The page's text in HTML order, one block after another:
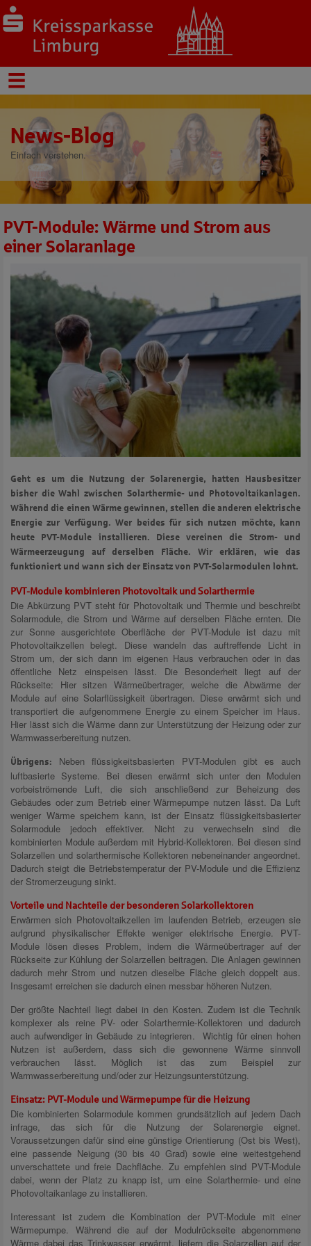
News-Blog
Einfach verstehen.
PVT-Module: Wärme und Strom aus
einer Solaranlage
Geht es um die Nutzung der Solarenergie, hatten Hausbesitzer
bisher die Wahl zwischen Solarthermie- und Photovoltaikanlagen.
Während die einen Wärme gewinnen, stellen die anderen elektrische
Energie zur Verfügung. Wer beides für sich nutzen möchte, kann
heute PVT-Module installieren. Diese vereinen die Strom- und
Wärmeerzeugung auf derselben Fläche. Wir erklären, wie das
funktioniert und wann sich der Einsatz von PVT-Solarmodulen lohnt.
PVT-Module kombinieren Photovoltaik und Solarthermie
Die Abkürzung PVT steht für Photovoltaik und Thermie und beschreibt
Solarmodule, die Strom und Wärme auf derselben Fläche ernten. Die
zur Sonne ausgerichtete Oberfläche der PVT-Module ist dazu mit
Photovoltaikzellen belegt. Diese wandeln das auftreffende Licht in
Strom um, der sich dann im eigenen Haus verbrauchen oder in das
öffentliche Netz einspeisen lässt. Die Besonderheit liegt auf der
Rückseite: Hier sitzen Wärmeübertrager, welche die Abwärme der
Module auf eine Solarflüssigkeit übertragen. Diese erwärmt sich und
transportiert die aufgenommene Energie zu einem Speicher im Haus.
Hier lässt sich die Wärme dann zur Unterstützung der Heizung oder zur
Warmwasserbereitung nutzen.
Übrigens:
Neben flüssigkeitsbasierten PVT-Modulen gibt es auch
luftbasierte Systeme. Bei diesen erwärmt sich unter den Modulen
vorbeiströmende Luft, die sich anschließend zur Beheizung des
Gebäudes oder zum Betrieb einer Wärmepumpe nutzen lässt. Da Luft
weniger Wärme speichern kann, ist der Einsatz flüssigkeitsbasierter
Solarmodule jedoch effektiver. Nicht zu verwechseln sind die
kombinierten Module außerdem mit Hybrid-Kollektoren. Bei diesen sind
Solarzellen und solarthermische Kollektoren nebeneinander angeordnet.
Dadurch steigt die Betriebstemperatur der PV-Module und die Effizienz
der Stromerzeugung sinkt.
Vorteile und Nachteile der besonderen Solarkollektoren
Erwärmen sich Photovoltaikzellen im laufenden Betrieb, erzeugen sie
aufgrund physikalischer Effekte weniger elektrische Energie. PVT-
Module lösen dieses Problem, indem die Wärmeübertrager auf der
Rückseite zur Kühlung der Solarzellen beitragen. Die Anlagen gewinnen
dadurch mehr Strom und nutzen dieselbe Fläche gleich doppelt aus.
Insgesamt erreichen sie dadurch einen messbar höheren Nutzen.
Der größte Nachteil liegt dabei in den Kosten. Zudem ist die Technik
komplexer als reine PV- oder Solarthermie-Kollektoren und dadurch
auch aufwendiger in Gebäude zu integrieren. Wichtig für einen hohen
Nutzen ist außerdem, dass sich die gewonnene Wärme sinnvoll
verbrauchen lässt. Möglich ist das zum Beispiel zur
Warmwasserbereitung und/oder zur Heizungsunterstützung.
Einsatz: PVT-Module und Wärmepumpe für die Heizung
Die kombinierten Solarmodule kommen grundsätzlich auf jedem Dach
infrage, das sich für die Nutzung der Solarenergie eignet.
Voraussetzungen dafür sind eine günstige Orientierung (Ost bis West),
eine passende Neigung (30 bis 40 Grad) sowie eine weitestgehend
unverschattete und freie Dachfläche. Zu empfehlen sind PVT-Module
dabei, wenn der Platz zu knapp ist, um eine Solarthermie- und eine
Photovoltaikanlage zu installieren.
Interessant ist zudem die Kombination der PVT-Module mit einer
Wärmepumpe. Während die auf der Modulrückseite abgenommene
Wärme dabei das Trinkwasser erwärmt, liefern die Solarzellen auf der